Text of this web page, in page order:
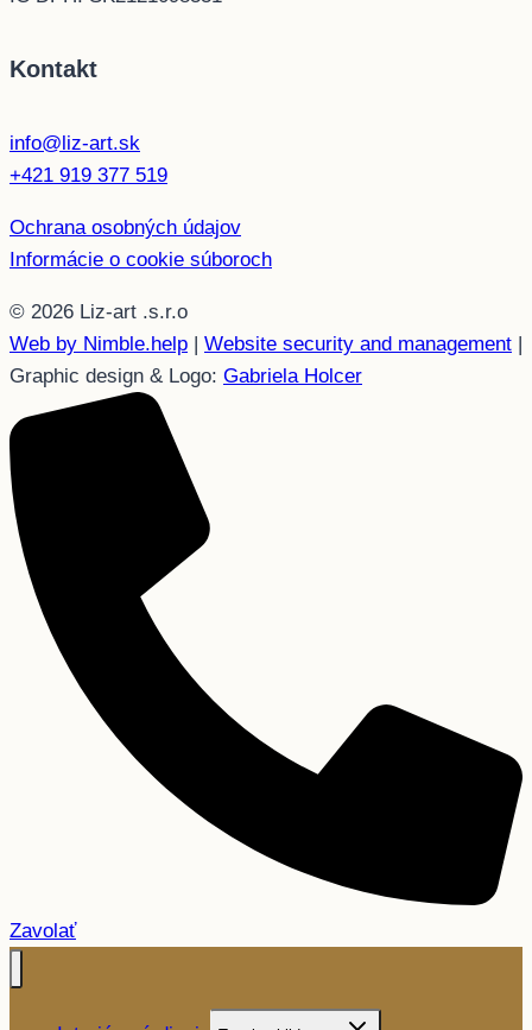
Kontakt
info@liz-art.sk
+421 919 377 519
Ochrana osobných údajov
Informácie o cookie súboroch
© 2026 Liz-art .s.r.o
Web by Nimble.help | Website security and management |
Graphic design & Logo: Gabriela Holcer
Zavolať